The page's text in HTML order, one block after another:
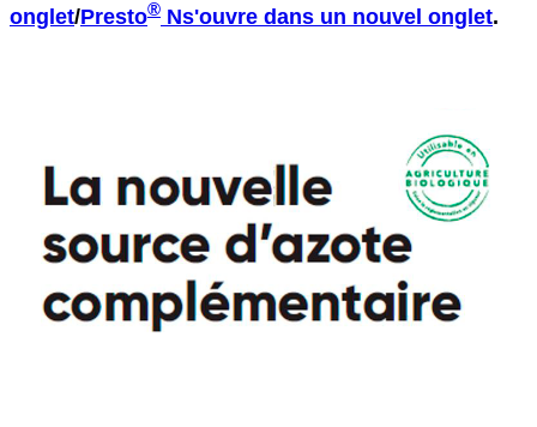
onglet/Presto® Ns'ouvre dans un nouvel onglet.